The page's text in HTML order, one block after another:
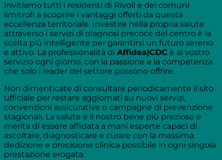
Invitiamo tutti i residenti di Rivoli e dei comuni
limitrofi a scoprire i vantaggi offerti da questa
eccellenza territoriale. Investire nella propria salute
attraverso i servizi di diagnosi precoce del centro è la
scelta più intelligente per garantirsi un futuro sereno
e attivo. La professionalità di Affidea|CDC è al vostro
servizio ogni giorno, con la passione e la competenza
che solo i leader del settore possono offrire.
Non dimenticate di consultare periodicamente il sito
ufficiale per restare aggiornati su nuovi servizi,
convenzioni assicurative o campagne di prevenzione
stagionali. La salute è il nostro bene più prezioso e
merita di essere affidata a mani esperte capaci di
ascoltare, diagnosticare e curare con la massima
dedizione e precisione clinica possibile in ogni singola
prestazione erogata.